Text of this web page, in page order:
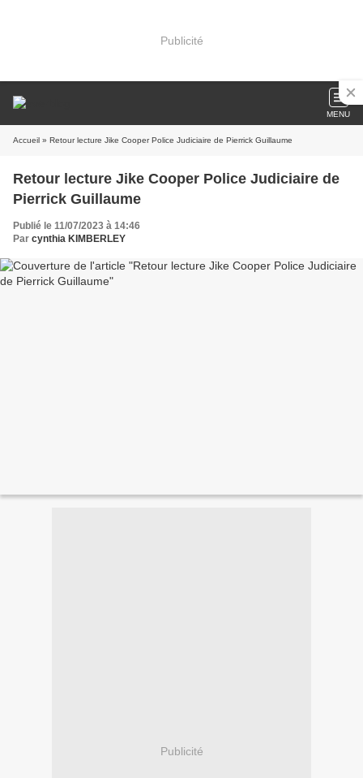
Publicité
MENU
Accueil » Retour lecture Jike Cooper Police Judiciaire de Pierrick Guillaume
Retour lecture Jike Cooper Police Judiciaire de
Pierrick Guillaume
Publié le 11/07/2023 à 14:46
Par cynthia KIMBERLEY
Publicité